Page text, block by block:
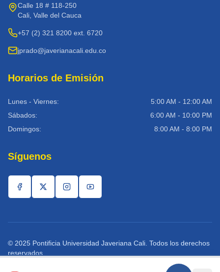
Calle 18 # 118-250
Cali, Valle del Cauca
+57 (2) 321 8200 ext. 6720
jprado@javerianacali.edu.co
Horarios de Emisión
Lunes - Viernes:
5:00 AM - 12:00 AM
Sábados:
6:00 AM - 10:00 PM
Domingos:
8:00 AM - 8:00 PM
Síguenos
© 2025 Pontificia Universidad Javeriana Cali. Todos los derechos
reservados.